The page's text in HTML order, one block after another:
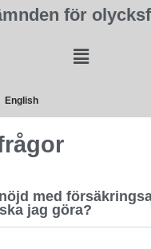
för
English
med
jag göra?